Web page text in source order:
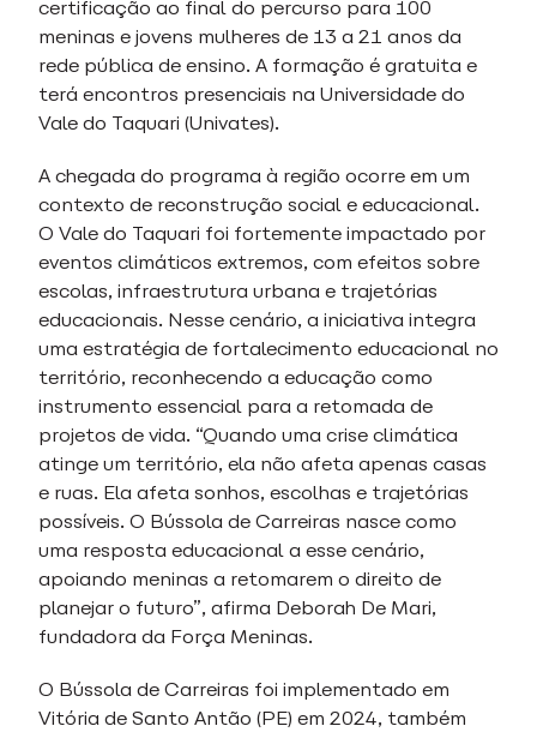
certificação ao final do percurso para 100
meninas e jovens mulheres de 13 a 21 anos da
rede pública de ensino. A formação é gratuita e
terá encontros presenciais na Universidade do
Vale do Taquari (Univates).
A chegada do programa à região ocorre em um
contexto de reconstrução social e educacional.
O Vale do Taquari foi fortemente impactado por
eventos climáticos extremos, com efeitos sobre
escolas, infraestrutura urbana e trajetórias
educacionais. Nesse cenário, a iniciativa integra
uma estratégia de fortalecimento educacional no
território, reconhecendo a educação como
instrumento essencial para a retomada de
projetos de vida. “Quando uma crise climática
atinge um território, ela não afeta apenas casas
e ruas. Ela afeta sonhos, escolhas e trajetórias
possíveis. O Bússola de Carreiras nasce como
uma resposta educacional a esse cenário,
apoiando meninas a retomarem o direito de
planejar o futuro”, afirma Deborah De Mari,
fundadora da Força Meninas.
O Bússola de Carreiras foi implementado em
Vitória de Santo Antão (PE) em 2024, também